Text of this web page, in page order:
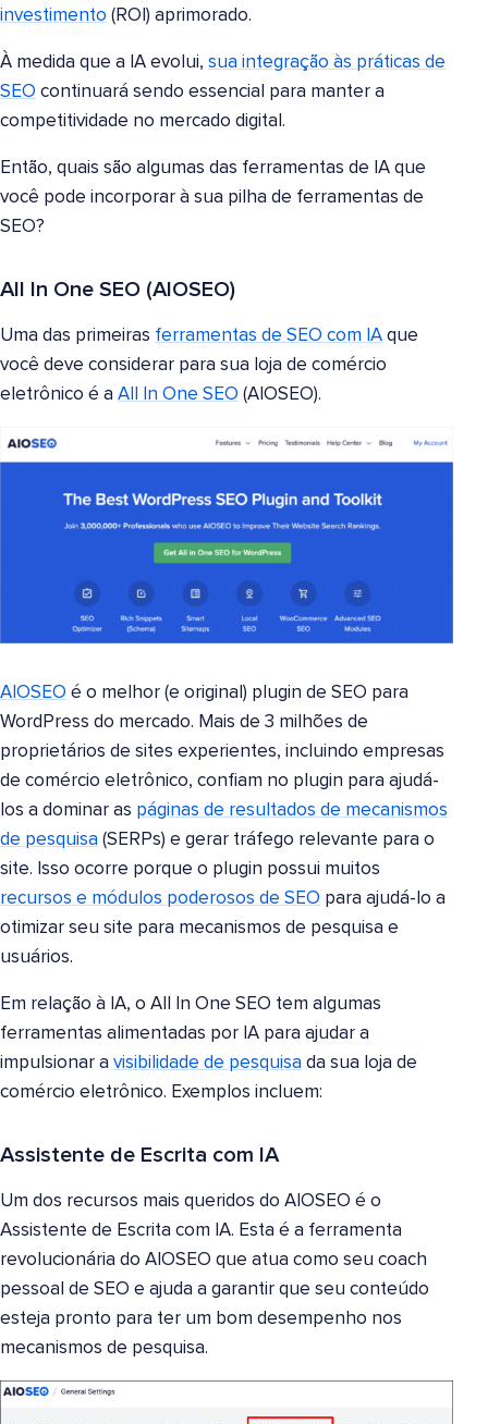
investimento (ROI) aprimorado.
À medida que a IA evolui, sua integração às práticas de
SEO continuará sendo essencial para manter a
competitividade no mercado digital.
Então, quais são algumas das ferramentas de IA que
você pode incorporar à sua pilha de ferramentas de
SEO?
All In One SEO (AIOSEO)
Uma das primeiras ferramentas de SEO com IA que
você deve considerar para sua loja de comércio
eletrônico é a All In One SEO (AIOSEO).
AIOSEO é o melhor (e original) plugin de SEO para
WordPress do mercado. Mais de 3 milhões de
proprietários de sites experientes, incluindo empresas
de comércio eletrônico, confiam no plugin para ajudá-
los a dominar as páginas de resultados de mecanismos
de pesquisa (SERPs) e gerar tráfego relevante para o
site. Isso ocorre porque o plugin possui muitos
recursos e módulos poderosos de SEO para ajudá-lo a
otimizar seu site para mecanismos de pesquisa e
usuários.
Em relação à IA, o All In One SEO tem algumas
ferramentas alimentadas por IA para ajudar a
impulsionar a visibilidade de pesquisa da sua loja de
comércio eletrônico. Exemplos incluem:
Assistente de Escrita com IA
Um dos recursos mais queridos do AIOSEO é o
Assistente de Escrita com IA. Esta é a ferramenta
revolucionária do AIOSEO que atua como seu coach
pessoal de SEO e ajuda a garantir que seu conteúdo
esteja pronto para ter um bom desempenho nos
mecanismos de pesquisa.